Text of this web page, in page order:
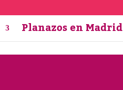
Planazos en Madrid